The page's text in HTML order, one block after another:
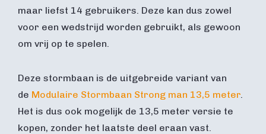
maar liefst 14 gebruikers. Deze kan dus zowel
voor een wedstrijd worden gebruikt, als gewoon
om vrij op te spelen.
Deze stormbaan is de uitgebreide variant van
de Modulaire Stormbaan Strong man 13,5 meter
Het is dus ook mogelijk de 13,5 meter versie te
kopen, zonder het laatste deel eraan vast.